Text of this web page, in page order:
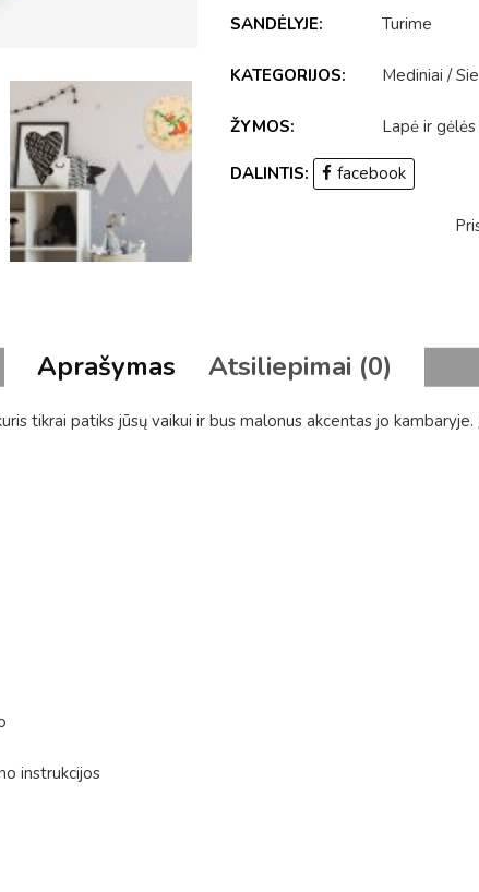
SANDĖLYJE: Turime
KATEGORIJOS: Mediniai /
ŽYMOS: Lapė ir gėlės
DALINTIS: facebook
Aprašymas Atsiliepimai (0)
tikrai patiks jūsų vaikui ir bus malonus akcentas jo
instrukcijos